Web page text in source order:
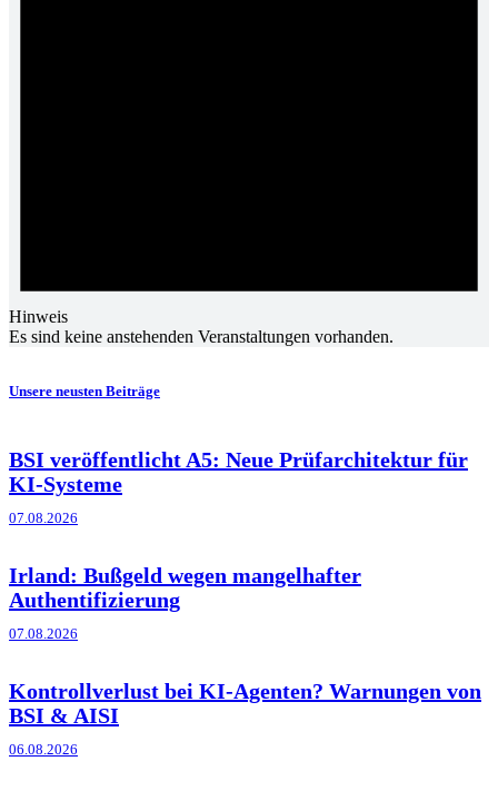
Hinweis
Es sind keine anstehenden Veranstaltungen vorhanden.
Unsere neusten Beiträge
BSI veröffentlicht A5: Neue Prüfarchitektur für
KI-Systeme
07.08.2026
Irland: Bußgeld wegen mangelhafter
Authentifizierung
07.08.2026
Kontrollverlust bei KI-Agenten? Warnungen von
BSI & AISI
06.08.2026